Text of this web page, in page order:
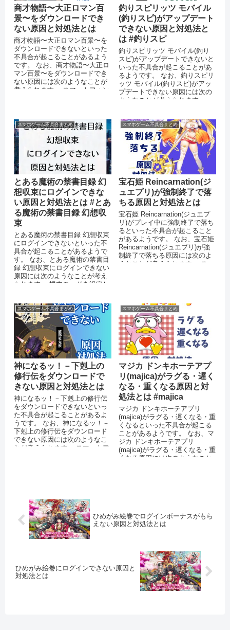
商才物語〜大正ロマン百
景〜をダウンロードでき
ない原因と対処法とは
商才物語〜大正ロマン百景〜を
ダウンロードできないといった
不具合が起こることがあるよう
です。 なお、商才物語〜大正ロ
マン百景〜をダウンロードでき
ない原因には次のようなことが
考えられます。 スマートフォン
釣りスピリッツ モバイル
(釣りスピ)がアップデート
できない原因と対処法と
は #釣りスピ
釣りスピリッツ モバイル(釣り
スピ)がアップデートできないと
いった不具合が起こることがあ
るようです。 なお、釣りスピリ
ッツ モバイル(釣りスピ)がアッ
プデートできない原因には次の
ようなことが考えられます。
スマホゲーム不具合まとめ
とある魔術の禁書目録 幻
想収束にログインできな
い原因と対処法とは #とあ
る魔術の禁書目録 幻想収
束
とある魔術の禁書目録 幻想収束
にログインできないといった不
具合が起こることがあるようで
す。 なお、とある魔術の禁書目
録 幻想収束にログインできない
原因には次のようなことが考え
られます。 機内モードを設定し
スマホゲーム不具合まとめ
宝石姫 Reincarnation(ジ
ュエプリ)が強制終了で落
ちる原因と対処法とは
宝石姫 Reincarnation(ジュエプ
リ)がプレイ中に強制終了で落ち
るといった不具合が起こること
があるようです。 なお、宝石姫
Reincarnation(ジュエプリ)が強
制終了で落ちる原因には次のよ
うなことが考えられます。 ス
スマホゲーム不具合まとめ
神になるッ！－下剋上の
修行伝をダウンロードで
きない原因と対処法とは
神になるッ！－下剋上の修行伝
をダウンロードできないといっ
た不具合が起こることがあるよ
うです。 なお、神になるッ！－
下剋上の修行伝をダウンロード
できない原因には次のようなこ
とが考えられます。 スマートフ
スマホゲーム不具合まとめ
マジカ ドンキホーテアプ
リ(majica)がラグる・遅く
なる・重くなる原因と対
処法とは #majica
マジカ ドンキホーテアプリ
(majica)がラグる・遅くなる・重
くなるといった不具合が起こる
ことがあるようです。 なお、マ
ジカ ドンキホーテアプリ
(majica)がラグる・遅くなる・重
くなる原因には次のようなこと
ひめがみ絵巻でログインボーナスがもら
えない原因と対処法とは
ひめがみ絵巻にログインできない原因と
対処法とは